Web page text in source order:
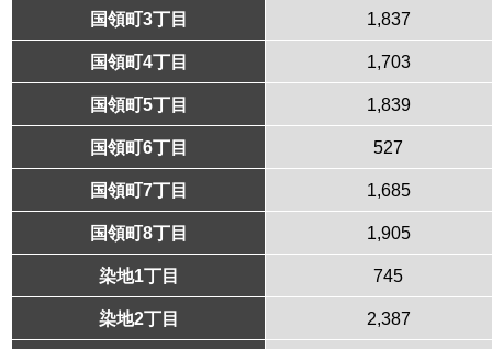
国領町3丁目 1,837
国領町4丁目 1,703
国領町5丁目 1,839
国領町6丁目 527
国領町7丁目 1,685
国領町8丁目 1,905
染地1丁目 745
染地2丁目 2,387